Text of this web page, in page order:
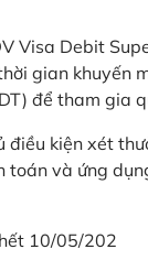
Visa Debit
gian khuyến
để tham gia
kiện xét
và ứng
10/05/202